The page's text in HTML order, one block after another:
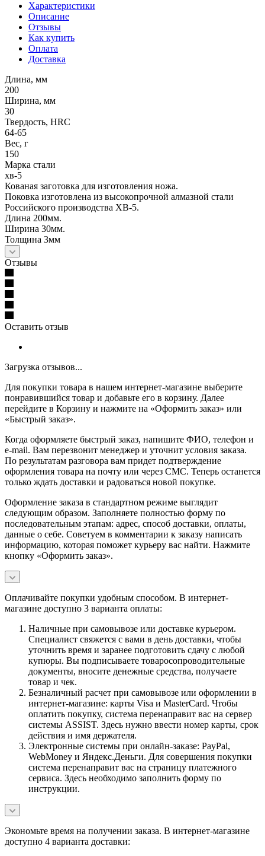
Характеристики
Описание
Отзывы
Как купить
Оплата
Доставка
Длина, мм
200
Ширина, мм
30
Твердость, HRC
64-65
Вес, г
150
Марка стали
хв-5
Кованая заготовка для изготовления ножа.
Поковка изготовлена из высокопрочной алмазной стали
Российского производства ХВ-5.
Длина 200мм.
Ширина 30мм.
Толщина 3мм
Отзывы
Оставить отзыв
Загрузка отзывов...
Для покупки товара в нашем интернет-магазине выберите
понравившийся товар и добавьте его в корзину. Далее
перейдите в Корзину и нажмите на «Оформить заказ» или
«Быстрый заказ».
Когда оформляете быстрый заказ, напишите ФИО, телефон и
e-mail. Вам перезвонит менеджер и уточнит условия заказа.
По результатам разговора вам придет подтверждение
оформления товара на почту или через СМС. Теперь останется
только ждать доставки и радоваться новой покупке.
Оформление заказа в стандартном режиме выглядит
следующим образом. Заполняете полностью форму по
последовательным этапам: адрес, способ доставки, оплаты,
данные о себе. Советуем в комментарии к заказу написать
информацию, которая поможет курьеру вас найти. Нажмите
кнопку «Оформить заказ».
Оплачивайте покупки удобным способом. В интернет-
магазине доступно 3 варианта оплаты:
Наличные при самовывозе или доставке курьером.
Специалист свяжется с вами в день доставки, чтобы
уточнить время и заранее подготовить сдачу с любой
купюры. Вы подписываете товаросопроводительные
документы, вносите денежные средства, получаете
товар и чек.
Безналичный расчет при самовывозе или оформлении в
интернет-магазине: карты Visa и MasterCard. Чтобы
оплатить покупку, система перенаправит вас на сервер
системы ASSIST. Здесь нужно ввести номер карты, срок
действия и имя держателя.
Электронные системы при онлайн-заказе: PayPal,
WebMoney и Яндекс.Деньги. Для совершения покупки
система перенаправит вас на страницу платежного
сервиса. Здесь необходимо заполнить форму по
инструкции.
Экономьте время на получении заказа. В интернет-магазине
доступно 4 варианта доставки: